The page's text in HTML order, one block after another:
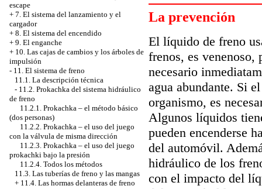
escape
+ 7. El sistema del lanzamiento y el
cargador
+ 8. El sistema del encendido
+ 9. El enganche
+ 10. Las cajas de cambios y los árboles de
impulsión
- 11. El sistema de freno
11.1. La descripción técnica
- 11.2. Prokachka del sistema hidráulico
de freno
11.2.1. Prokachka – el método básico
(dos personas)
11.2.2. Prokachka – el uso del juego
con la válvula de misma dirección
11.2.3. Prokachka – el uso del juego
prokachki bajo la presión
11.2.4. Todos los métodos
11.3. Las tuberías de freno y las mangas
+ 11.4. Las hormas delanteras de freno
La prevención
El líquido de freno
frenos, es venenoso,
necesario
agua abundante. Si
organismo, es
Algunos líquidos
pueden encenderse
del automóvil.
hidráulico de los
con el impacto del